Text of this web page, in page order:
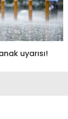
uyarısı!